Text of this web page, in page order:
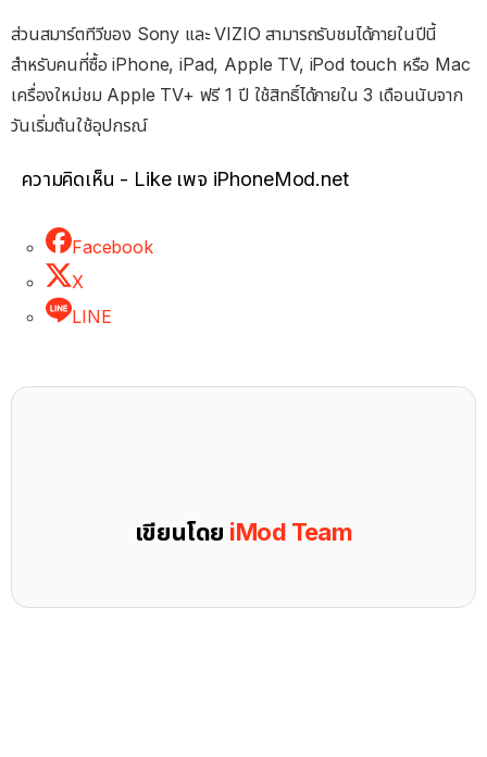
ส่วนสมาร์ตทีวีของ Sony และ VIZIO สามารถรับชมได้ภายในปีนี้
สำหรับคนที่ซื้อ iPhone, iPad, Apple TV, iPod touch หรือ Mac
เครื่องใหม่ชม Apple TV+ ฟรี 1 ปี ใช้สิทธิ์ได้ภายใน 3 เดือนนับจาก
วันเริ่มต้นใช้อุปกรณ์
ความคิดเห็น - Like เพจ iPhoneMod.net
Facebook
X
LINE
เขียนโดย iMod Team